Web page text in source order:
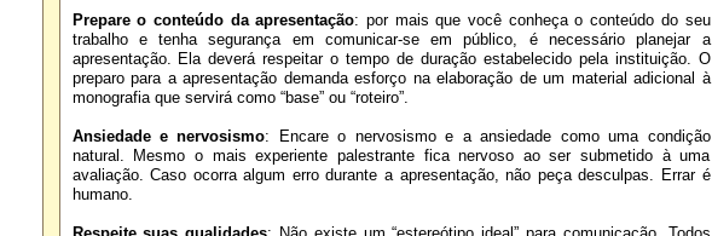
Prepare o conteúdo da apresentação: por mais que você conheça o conteúdo do seu
trabalho e tenha segurança em comunicar-se em público, é necessário planejar a
apresentação. Ela deverá respeitar o tempo de duração estabelecido pela instituição. O
preparo para a apresentação demanda esforço na elaboração de um material adicional à
monografia que servirá como “base” ou “roteiro”.
Ansiedade e nervosismo: Encare o nervosismo e a ansiedade como uma condição
natural. Mesmo o mais experiente palestrante fica nervoso ao ser submetido à uma
avaliação. Caso ocorra algum erro durante a apresentação, não peça desculpas. Errar é
humano.